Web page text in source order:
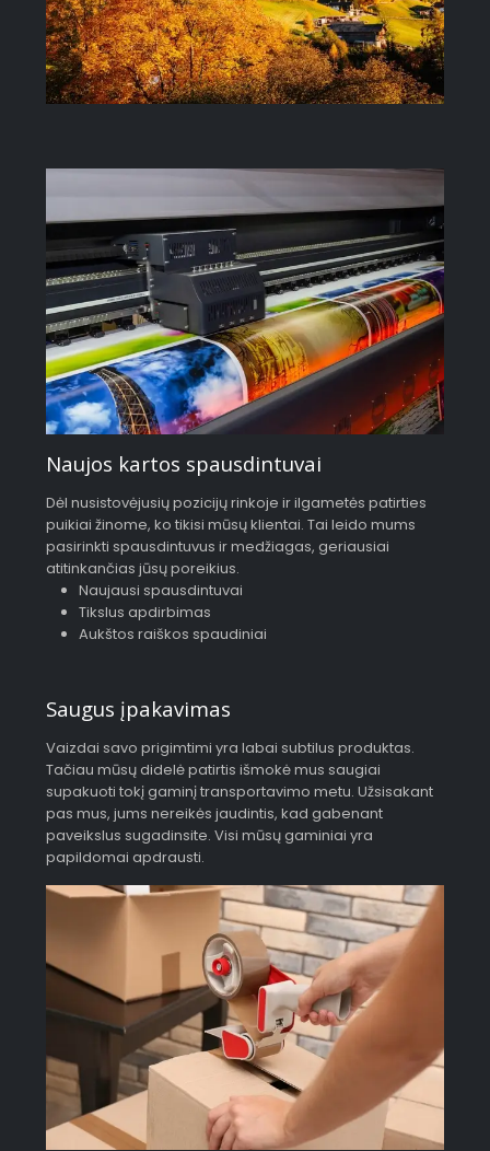
Naujos kartos spausdintuvai
Dėl nusistovėjusių pozicijų rinkoje ir ilgametės patirties
puikiai žinome, ko tikisi mūsų klientai. Tai leido mums
pasirinkti spausdintuvus ir medžiagas, geriausiai
atitinkančias jūsų poreikius.
Naujausi spausdintuvai
Tikslus apdirbimas
Aukštos raiškos spaudiniai
Saugus įpakavimas
Vaizdai savo prigimtimi yra labai subtilus produktas.
Tačiau mūsų didelė patirtis išmokė mus saugiai
supakuoti tokį gaminį transportavimo metu. Užsisakant
pas mus, jums nereikės jaudintis, kad gabenant
paveikslus sugadinsite. Visi mūsų gaminiai yra
papildomai apdrausti.